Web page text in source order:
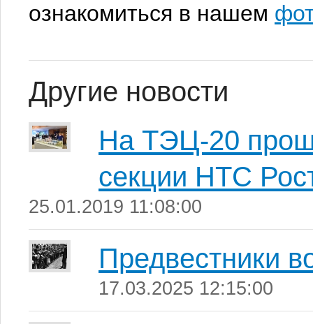
ознакомиться в нашем
Другие новости
На ТЭЦ-20
секции НТС
25.01.2019 11:08:00
Предвестники
17.03.2025 12:15:00